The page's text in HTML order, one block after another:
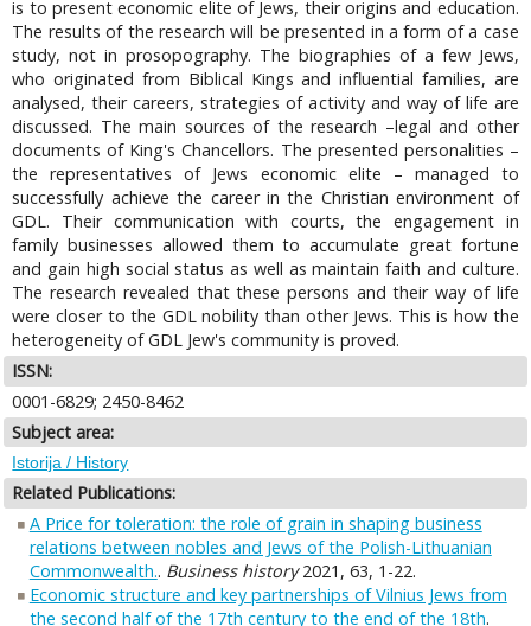
is to present economic elite of Jews, their origins and education.
The results of the research will be presented in a form of a case
study, not in prosopography. The biographies of a few Jews,
who originated from Biblical Kings and influential families, are
analysed, their careers, strategies of activity and way of life are
discussed. The main sources of the research –legal and other
documents of King's Chancellors. The presented personalities –
the representatives of Jews economic elite – managed to
successfully achieve the career in the Christian environment of
GDL. Their communication with courts, the engagement in
family businesses allowed them to accumulate great fortune
and gain high social status as well as maintain faith and culture.
The research revealed that these persons and their way of life
were closer to the GDL nobility than other Jews. This is how the
heterogeneity of GDL Jew's community is proved.
ISSN:
0001-6829; 2450-8462
Subject area:
Istorija / History
Related Publications:
A Price for toleration: the role of grain in shaping business
relations between nobles and Jews of the Polish-Lithuanian
Commonwealth.. Business history2021, 63, 1-22.
Economic structure and key partnerships of Vilnius Jews from
the second half of the 17th century to the end of the 18th.